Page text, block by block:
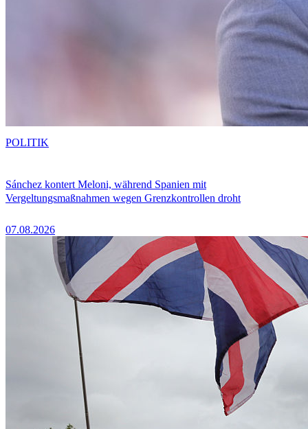
Sánchez kontert Meloni, während Spanien mit
Vergeltungsmaßnahmen wegen Grenzkontrollen droht
07.08.2026
POLITIK